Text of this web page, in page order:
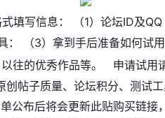
填写信息： （1）论坛ID及QQ
： （3）拿到手后准备如何试
往的优秀作品等。 申请试用
创帖子质量、论坛积分、测试
公布后将会更新此贴购买链接